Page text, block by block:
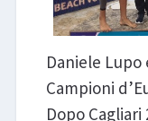
Daniele Lupo
Campioni
Dopo Cagliari